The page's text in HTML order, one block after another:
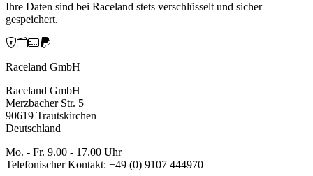
Ihre Daten sind bei Raceland stets verschlüsselt und sicher
gespeichert.
Raceland GmbH
Raceland GmbH
Merzbacher Str. 5
90619 Trautskirchen
Deutschland
Mo. - Fr. 9.00 - 17.00 Uhr
Telefonischer Kontakt: +49 (0) 9107 444970